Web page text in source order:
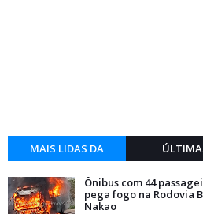
MAIS LIDAS DA
SEMANA
Ônibus com 44
pega fogo na Rodovia
Nakao